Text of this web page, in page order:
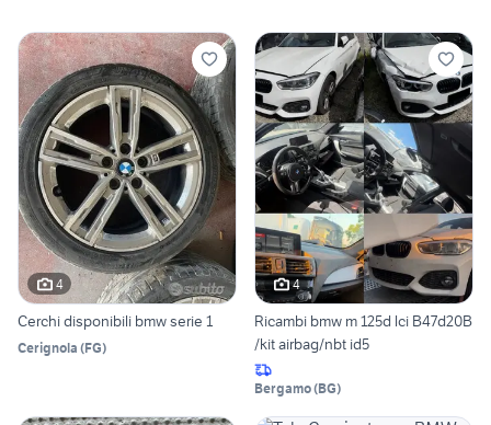
4
Cerchi disponibili bmw serie 1
Cerignola (FG)
4
Ricambi bmw m 125d lci B47d20B
/kit airbag/nbt id5
Bergamo(BG)